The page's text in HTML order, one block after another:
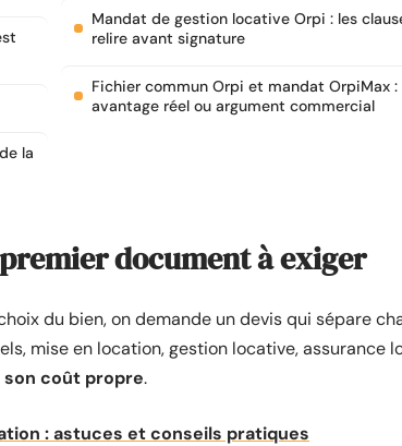
la
Mandat de gestion locative Orpi : les
relire avant signature
Fichier commun Orpi et mandat OrpiMax :
avantage réel ou argument commercial
document à exiger
du bien, on demande un devis qui sépare
mise en location, gestion locative, assurance
coût propre.
: astuces et conseils pratiques